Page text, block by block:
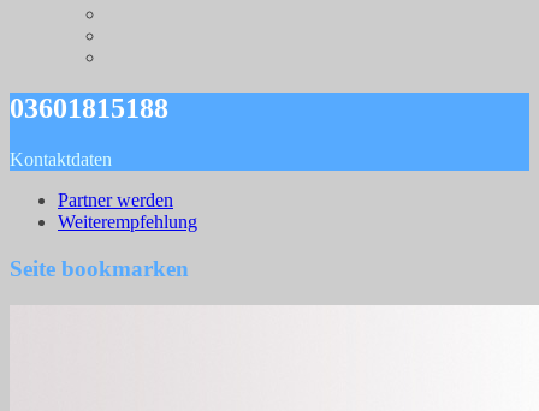
03601815188
Kontaktdaten
Partner werden
Weiterempfehlung
Seite bookmarken